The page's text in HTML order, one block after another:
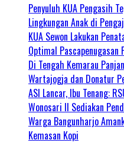
Penyuluh KUA Pengasih
Lingkungan Anak di
KUA Sewon Lakukan
Optimal Pascapenugasan
Di Tengah Kemarau
Wartajogja dan Donatur
ASI Lancar, Ibu Tenang:
Wonosari II Sediakan
Warga Bangunharjo
Kemasan Kopi